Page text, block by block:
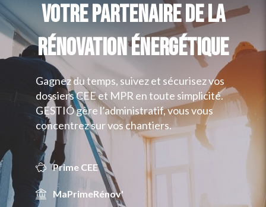
Votre partenaire de la
rénovation énergétique
Gagnez du temps, suivez et sécurisezvos
dossiers CEE et MPR en toute simplicité.
GESTIÓ gère l’administratif, vous vous
concentrez sur vos chantiers.
Prime CEE
MaPrimeRénov'